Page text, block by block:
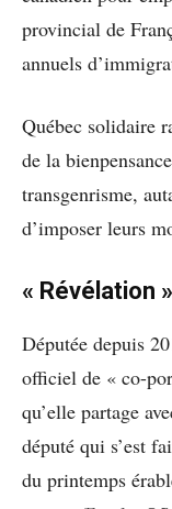
provincial de
annuels
Québec solidaire
de la
transgenrisme,
d’imposer leurs
« Révélation
Députée depuis
officiel de « co-
qu’elle partage
député qui s’est
du printemps